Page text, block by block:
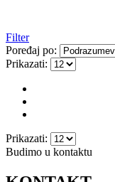
Filter
Poređaj po:
Prikazati:
Prikazati:
Budimo u kontaktu